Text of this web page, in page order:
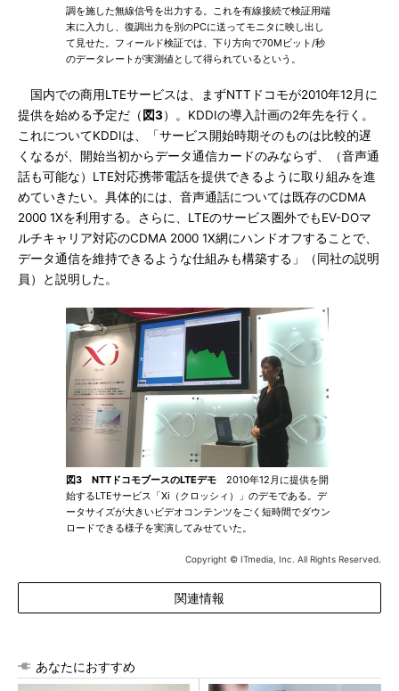
調を施した無線信号を出力する。これを有線接続で検証用端
末に入力し、復調出力を別のPCに送ってモニタに映し出し
て見せた。フィールド検証では、下り方向で70Mビット/秒
のデータレートが実測値として得られているという。
国内での商用LTEサービスは、まずNTTドコモが2010年12月に
提供を始める予定だ（ 図3）。KDDIの導入計画の2年先を行く。
これについてKDDIは、「サービス開始時期そのものは比較的遅
くなるが、開始当初からデータ通信カードのみならず、（音声通
話も可能な）LTE対応携帯電話を提供できるように取り組みを進
めていきたい。具体的には、音声通話については既存のCDMA
2000 1Xを利用する。さらに、LTEのサービス圏外でもEV-DOマ
ルチキャリア対応のCDMA 2000 1X網にハンドオフすることで、
データ通信を維持できるような仕組みも構築する」（同社の説明
員）と説明した。
図3 NTTドコモブースのLTEデモ 2010年12月に提供を開
始するLTEサービス「Xi（クロッシィ）」のデモである。デ
ータサイズが大きいビデオコンテンツをごく短時間でダウン
ロードできる様子を実演してみせていた。
Copyright © ITmedia, Inc. All Rights Reserved.
関連情報
あなたにおすすめ